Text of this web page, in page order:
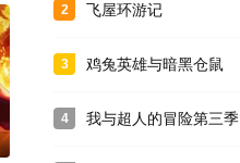
2 飞屋环游记
3 鸡兔英雄与暗黑仓鼠
4 我与超人的冒险第三季